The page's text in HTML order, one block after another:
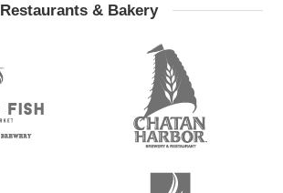
Restaurants & Bakery